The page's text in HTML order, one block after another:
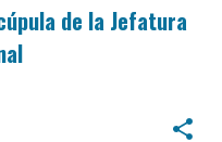
de la Jefatura